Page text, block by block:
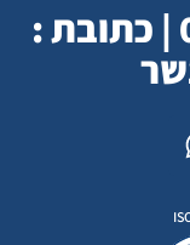
טלפון : 077-2085240 | כתובת :